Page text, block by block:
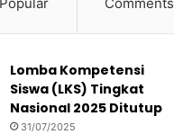
Lomba Kompetensi
Siswa (LKS) Tingkat
Nasional 2025 Ditutup
31/07/2025